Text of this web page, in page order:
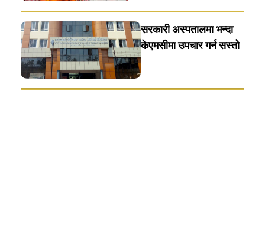
सरकारी अस्पतालमा भन्दा
केएमसीमा उपचार गर्न सस्ताे